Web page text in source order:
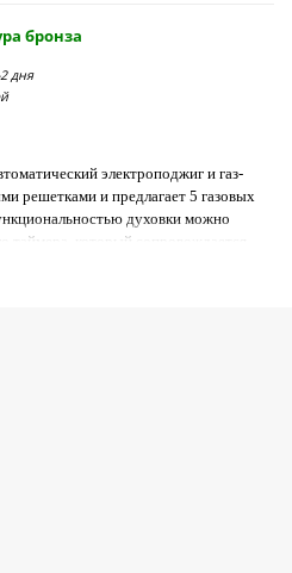
бронза
дня
электроподжиг и газ-
решетками и предлагает 5 газовых
духовки можно
таймера, который сопровождается
Духовка обладает 9
и два уровня телескопических
использования. Дверца состоит из
которые способствуют сохранению
стали (на фото) в комплект не